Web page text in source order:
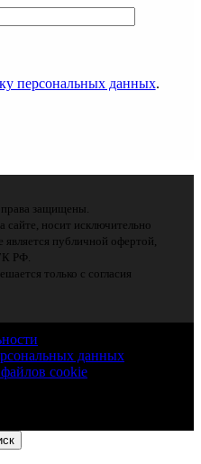
персональных данных.
защищены.
сайте, носит исключительно
публичной офертой,
РФ.
только с согласия
данных
cookie